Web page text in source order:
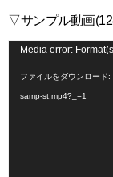
▽サンプル動画
Media error:
ファイルをダウンロー
samp-st.mp4?_=1